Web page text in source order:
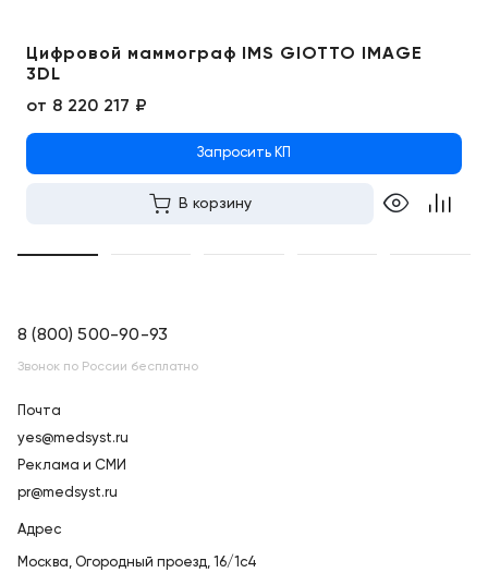
Цифровой маммограф IMS GIOTTO IMAGE
3DL
от 8 220 217 ₽
Запросить КП
В корзину
8 (800) 500-90-93
Звонок по России бесплатно
Почта
yes@medsyst.ru
Реклама и СМИ
pr@medsyst.ru
Адрес
Москва, Огородный проезд, 16/1с4